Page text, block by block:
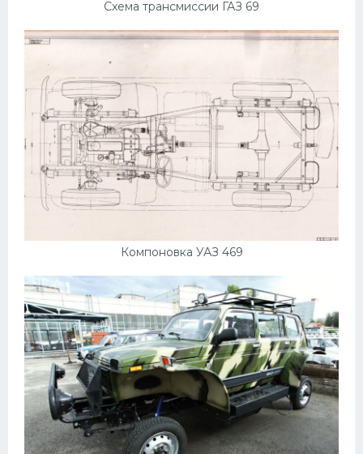
Схема трансмиссии ГАЗ 69
Компоновка УАЗ 469